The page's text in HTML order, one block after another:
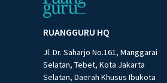
RUANGGURU HQ
Jl. Dr. Saharjo No.161, Manggarai
Selatan, Tebet, Kota Jakarta
Selatan, Daerah Khusus Ibukota